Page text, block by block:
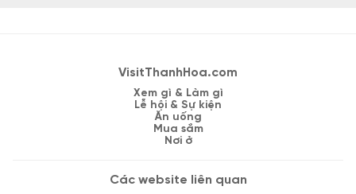
VisitThanhHoa.com
Xem gì & Làm gì
Lễ hội & Sự kiện
Ăn uống
Mua sắm
Nơi ở
Các website liên quan